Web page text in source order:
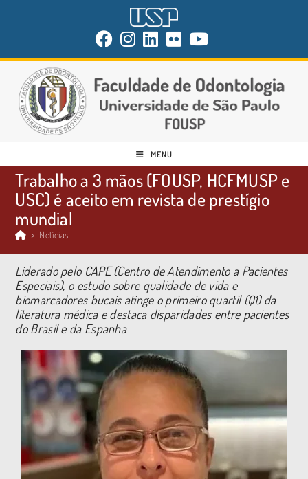
MENU
Trabalho a 3 mãos (FOUSP, HCFMUSP e
USC) é aceito em revista de prestígio
mundial
> Notícias
Liderado pelo CAPE (Centro de Atendimento a Pacientes
Especiais), o estudo sobre qualidade de vida e
biomarcadores bucais atinge o primeiro quartil (Q1) da
literatura médica e destaca disparidades entre pacientes
do Brasil e da Espanha